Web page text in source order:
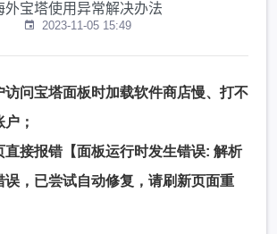
外宝塔使用异常解决办法
2023-11-05 15:49